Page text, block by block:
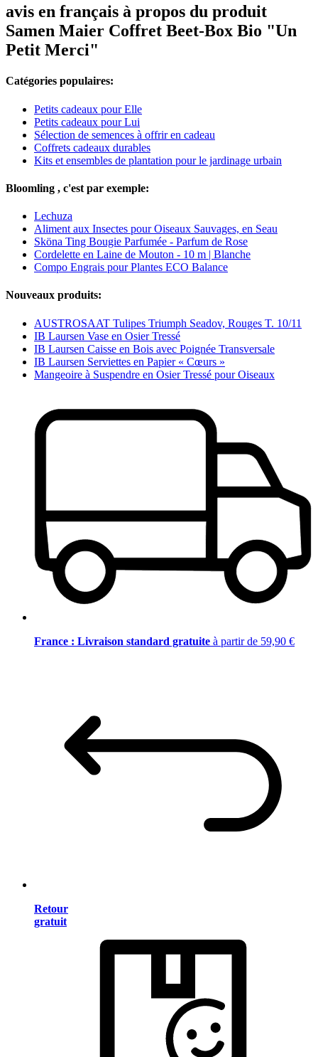
avis en français à propos du produit
Samen Maier Coffret Beet-Box Bio "Un
Petit Merci"
Catégories populaires:
Petits cadeaux pour Elle
Petits cadeaux pour Lui
Sélection de semences à offrir en cadeau
Coffrets cadeaux durables
Kits et ensembles de plantation pour le jardinage urbain
Bloomling , c'est par exemple:
Lechuza
Aliment aux Insectes pour Oiseaux Sauvages, en Seau
Sköna Ting Bougie Parfumée - Parfum de Rose
Cordelette en Laine de Mouton - 10 m | Blanche
Compo Engrais pour Plantes ECO Balance
Nouveaux produits:
AUSTROSAAT Tulipes Triumph Seadov, Rouges T. 10/11
IB Laursen Vase en Osier Tressé
IB Laursen Caisse en Bois avec Poignée Transversale
IB Laursen Serviettes en Papier « Cœurs »
Mangeoire à Suspendre en Osier Tressé pour Oiseaux
France : Livraison standard gratuite à partir de 59,90 €
Retour
gratuit